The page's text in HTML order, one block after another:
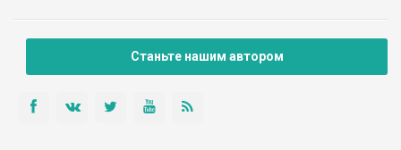
Станьте нашим автором